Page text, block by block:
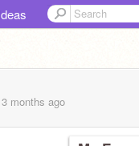
months ago